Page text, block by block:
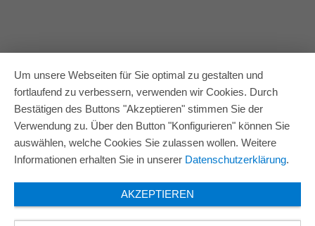
Um unsere Webseiten für Sie optimal zu gestalten und
fortlaufend zu verbessern, verwenden wir Cookies. Durch
Bestätigen des Buttons "Akzeptieren" stimmen Sie der
Verwendung zu. Über den Button "Konfigurieren" können Sie
auswählen, welche Cookies Sie zulassen wollen. Weitere
Informationen erhalten Sie in unserer Datenschutzerklärung.
AKZEPTIEREN